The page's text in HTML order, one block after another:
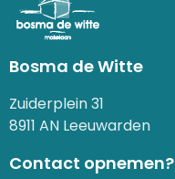
Bosma de Witte
Zuiderplein 31
8911 AN Leeuwarden
Contact opnemen?